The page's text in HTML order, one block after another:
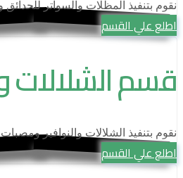
نقوم بتنفيذ المظلات والسواتر للحدائق
اطلع علي القسم
قسم الشلالات
نقوم بتنفيذ الشلالات والنوافير
اطلع علي القسم